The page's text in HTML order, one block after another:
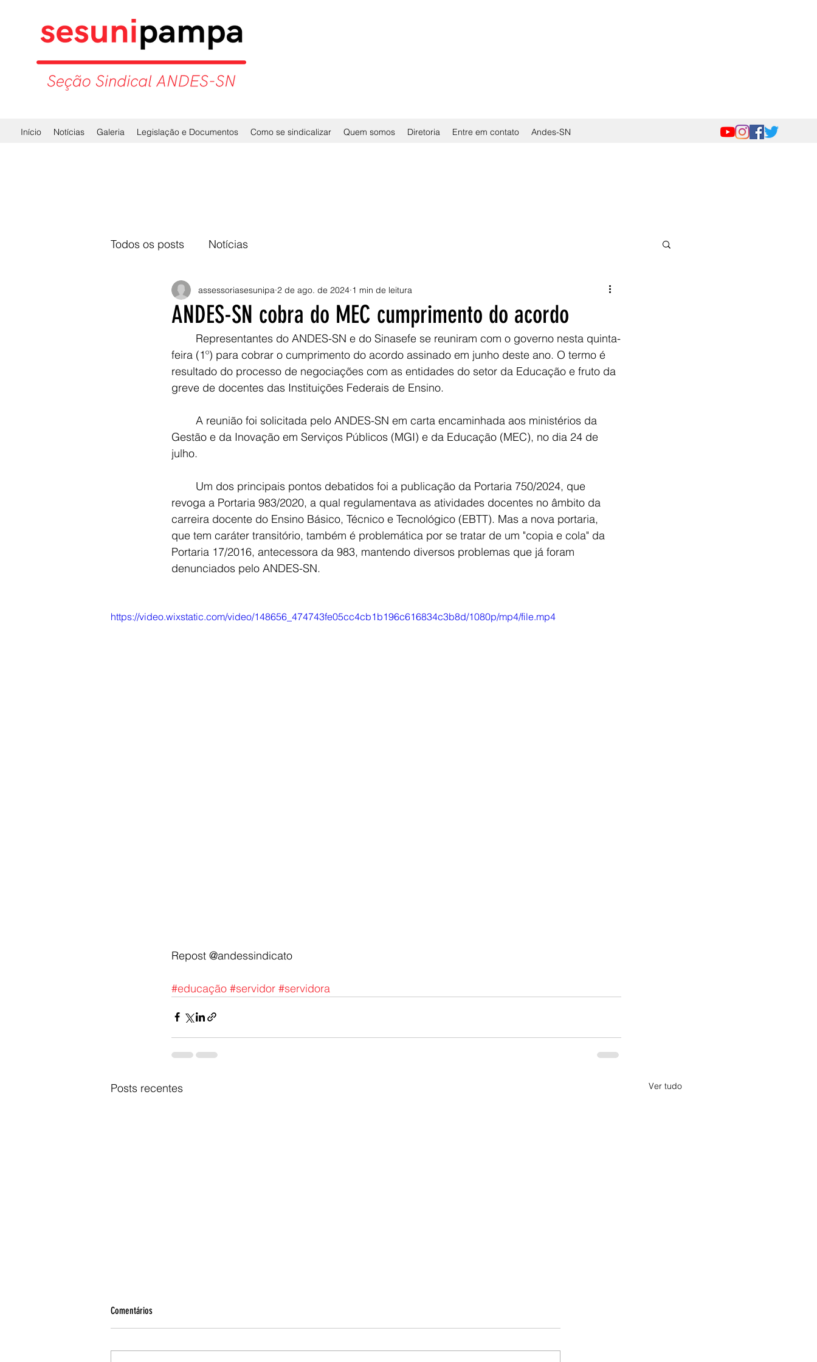
Início Notícias Galeria Legislação e Documentos Como se sindicalizar Quem somos Diretoria Entre em contato Andes-SN
Todos os posts Notícias
ANDES-SN cobra do MEC cumprimento do acordo
assessoriasesunipa 2 de ago. de 2024 1 min de leitura
feira (1º) para cobrar o cumprimento do acordo assinado em junho deste ano. O termo é
resultado do processo de negociações com as entidades do setor da Educação e fruto da
greve de docentes das Instituições Federais de Ensino.
Gestão e da Inovação em Serviços Públicos (MGI) e da Educação (MEC), no dia 24 de
julho.
revoga a Portaria 983/2020, a qual regulamentava as atividades docentes no âmbito da
carreira docente do Ensino Básico, Técnico e Tecnológico (EBTT). Mas a nova portaria,
que tem caráter transitório, também é problemática por se tratar de um "copia e cola" da
Portaria 17/2016, antecessora da 983, mantendo diversos problemas que já foram
denunciados pelo ANDES-SN.
https://video.wixstatic.com/video/148656_474743fe05cc4cb1b196c616834c3b8d/1080p/mp4/file.mp4
Repost @andessindicato
#educação #servidor #servidora
Posts recentes Ver tudo
PSS e férias
Comentários